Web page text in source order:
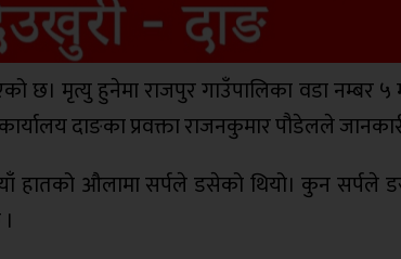
छ। मृत्यु हुनेमा राजपुर गाउँपालिका वडा नम्बर ५
दाङका प्रवक्ता राजनकुमार पौडेलले
हातको औलामा सर्पले डसेको थियो। कुन सर्पले